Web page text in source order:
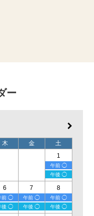
ー
木 金
土
1
午前 ◯
午後 ◯
6
前 ◯
後 ◯
7
午前 ◯
午後 ◯
8
午前 ◯
午後 ◯